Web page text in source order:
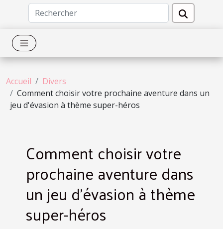
Accueil
Divers
Comment choisir votre prochaine aventure dans un
jeu d'évasion à thème super-héros
Comment choisir votre
prochaine aventure dans
un jeu d'évasion à thème
super-héros